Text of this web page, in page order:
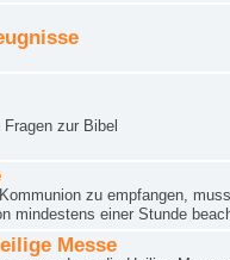
zur Bibel
zu empfangen,
mindestens einer Stunde
Messe